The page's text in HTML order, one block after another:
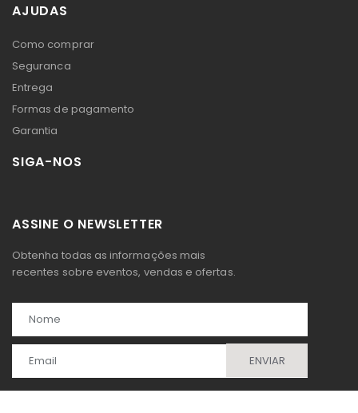
AJUDAS
Como comprar
Seguranca
Entrega
Formas de pagamento
Garantia
SIGA-NOS
ASSINE O NEWSLETTER
Obtenha todas as informações mais
recentes sobre eventos, vendas e ofertas.